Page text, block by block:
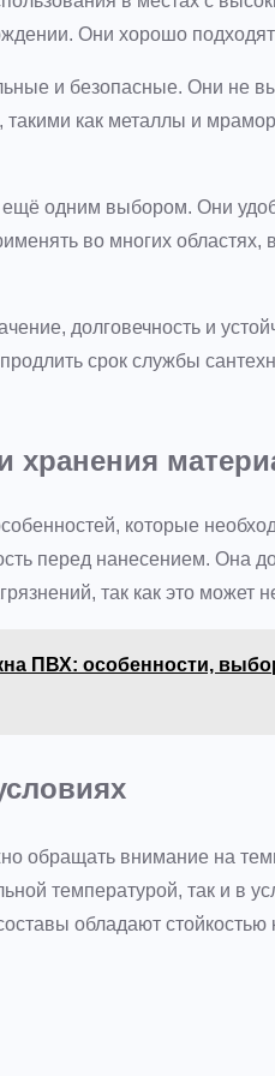
Они хорошо
и безопасные. Они не
как металлы и
одним выбором. Они
во многих областях,
долговечность и
срок службы
хранения
которые
перед нанесением. Она
так как это может
ПВХ: особенности,
обращать внимание на
температурой, так и в
обладают